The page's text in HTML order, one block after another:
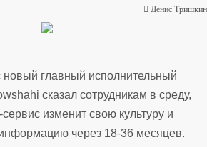
Денис Тришкин
новый главный исполнительный
сказал сотрудникам в среду,
изменит свою культуру и
через 18-36 месяцев.